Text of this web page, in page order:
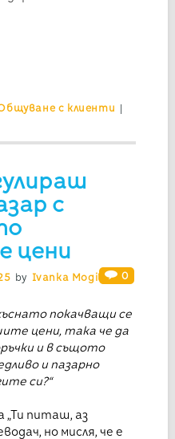
с клиенти |
с
цени
by Ivanka Mogilska 0
покачващи се
цени, така че да
и в същото
и пазарно
си?“
„Ти питаш, аз
но мисля, че е